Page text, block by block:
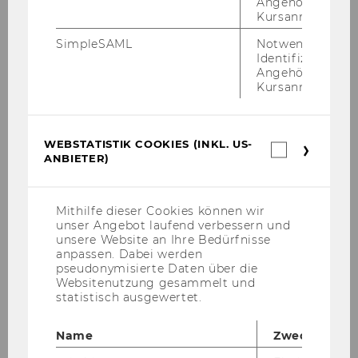
Projekte
Pro­jek­te fin­den Sie
hier...
Forschungsinteressen
De­tail­lier­te In­for­ma­tio­nen er­hal­ten Sie in der
Kursanmeldung.
SimpleSAML
Notwendig zur
Identifizierung
Angehörige/r für
Kursanmeldung.
WEBSTATISTIK COOKIES (INKL. US-
ANBIETER)
Mithilfe dieser Cookies können wir
unser Angebot laufend verbessern und
unsere Website an Ihre Bedürfnisse
anpassen. Dabei werden
pseudonymisierte Daten über die
Websitenutzung gesammelt und
statistisch ausgewertet.
Name
Zweck